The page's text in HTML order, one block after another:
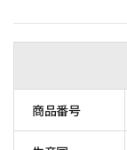
商品番号